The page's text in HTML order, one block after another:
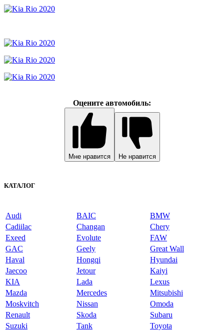
Оцените автомобиль:
Мне нравится Не нравится
КАТАЛОГ
Audi BAIC
BMW
Cadiilac
Changan
Chery
Exeed
Evolute
FAW
GAC
Geely
Great Wall
Haval
Hongqi
Hyundai
Jaecoo
Jetour
Kaiyi
KIA
Lada
Lexus
Mazda
Mercedes
Mitsubishi
Moskvitch
Nissan
Omoda
Renault
Skoda
Subaru
Suzuki
Tank
Toyota